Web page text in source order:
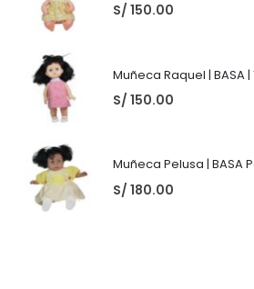
S/ 150.00
Muñeca Raquel | BASA |
S/ 150.00
Muñeca Pelusa | BASA
S/ 180.00